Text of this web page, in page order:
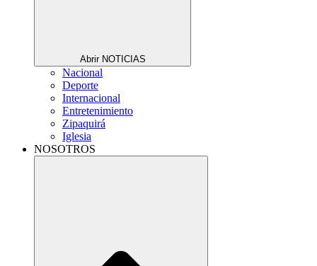
Abrir NOTICIAS
Nacional
Deporte
Internacional
Entretenimiento
Zipaquirá
Iglesia
NOSOTROS